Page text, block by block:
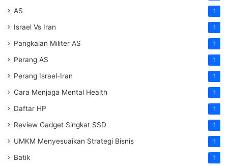
AS 1
Israel Vs Iran 1
Pangkalan Militer AS 1
Perang AS 1
Perang Israel-Iran 1
Cara Menjaga Mental Health 1
Daftar HP 1
Review Gadget Singkat SSD 1
UMKM Menyesuaikan Strategi Bisnis 1
Batik 1